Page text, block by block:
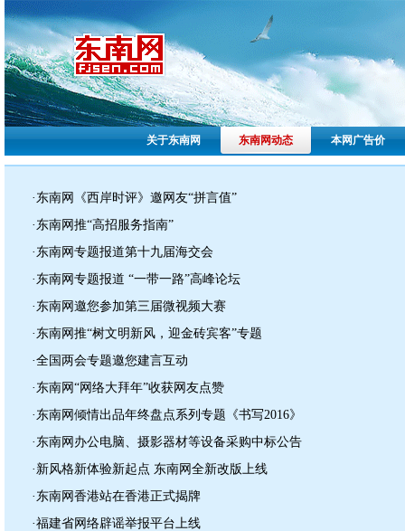
关于东南网 东南网动态 本网广告价
·东南网《西岸时评》邀网友“拼言值”
·东南网推“高招服务指南”
·东南网专题报道第十九届海交会
·东南网专题报道 “一带一路”高峰论坛
·东南网邀您参加第三届微视频大赛
·东南网推“树文明新风，迎金砖宾客”专题
·全国两会专题邀您建言互动
·东南网“网络大拜年”收获网友点赞
·东南网倾情出品年终盘点系列专题《书写2016》
·东南网办公电脑、摄影器材等设备采购中标公告
·新风格新体验新起点 东南网全新改版上线
·东南网香港站在香港正式揭牌
·福建省网络辟谣举报平台上线